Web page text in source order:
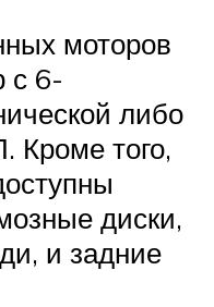
моторов
с 6-
либо
Кроме того,
диски,
и задние